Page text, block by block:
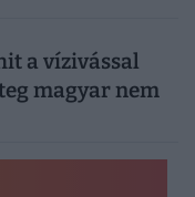
a vízivással
magyar nem